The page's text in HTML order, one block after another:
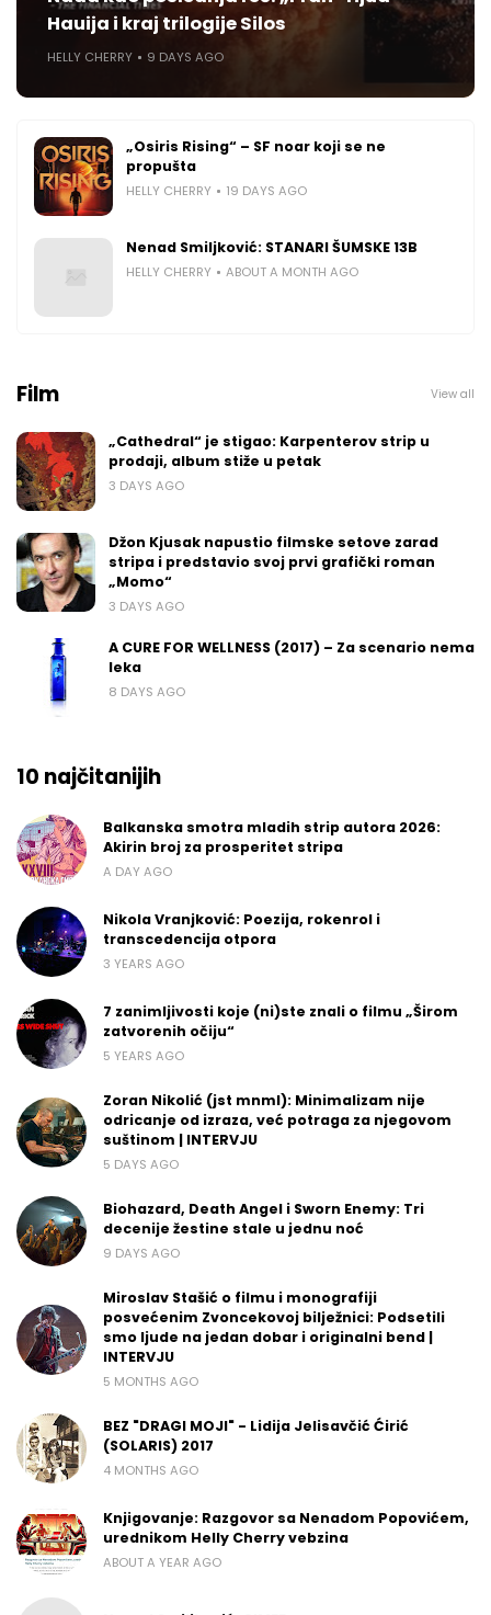
Hauija i kraj trilogije Silos
HELLY CHERRY 9 DAYS AGO
„Osiris Rising“ – SF noar koji se ne
propušta
HELLY CHERRY 19 DAYS AGO
Nenad Smiljković: STANARI ŠUMSKE 13B
HELLY CHERRY ABOUT A MONTH AGO
Film View all
„Cathedral“ je stigao: Karpenterov strip u
prodaji, album stiže u petak
3 DAYS AGO
Džon Kjusak napustio filmske setove zarad
stripa i predstavio svoj prvi grafički roman
„Momo“
3 DAYS AGO
A CURE FOR WELLNESS (2017) – Za scenario nema
leka
8 DAYS AGO
10 najčitanijih
Balkanska smotra mladih strip autora 2026:
Akirin broj za prosperitet stripa
A DAY AGO
Nikola Vranjković: Poezija, rokenrol i
transcedencija otpora
3 YEARS AGO
7 zanimljivosti koje (ni)ste znali o filmu „Širom
zatvorenih očiju“
5 YEARS AGO
Zoran Nikolić (jst mnml): Minimalizam nije
odricanje od izraza, već potraga za njegovom
suštinom | INTERVJU
5 DAYS AGO
Biohazard, Death Angel i Sworn Enemy: Tri
decenije žestine stale u jednu noć
9 DAYS AGO
Miroslav Stašić o filmu i monografiji
posvećenim Zvoncekovoj bilježnici: Podsetili
smo ljude na jedan dobar i originalni bend |
INTERVJU
5 MONTHS AGO
BEZ "DRAGI MOJI" - Lidija Jelisavčić Ćirić
(SOLARIS) 2017
4 MONTHS AGO
Knjigovanje: Razgovor sa Nenadom Popovićem,
urednikom Helly Cherry vebzina
ABOUT A YEAR AGO